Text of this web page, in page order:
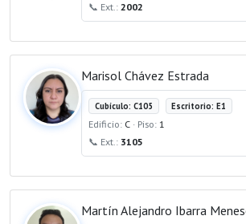
📞 Ext.: 2002
Marisol Chávez Estrada
Cubículo: C105 Escritorio: E1
Edificio: C · Piso: 1
📞 Ext.: 3105
Martín Alejandro Ibarra